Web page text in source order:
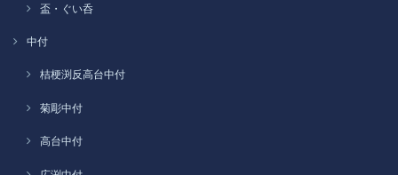
盃・ぐい呑
中付
桔梗渕反高台中付
菊彫中付
高台中付